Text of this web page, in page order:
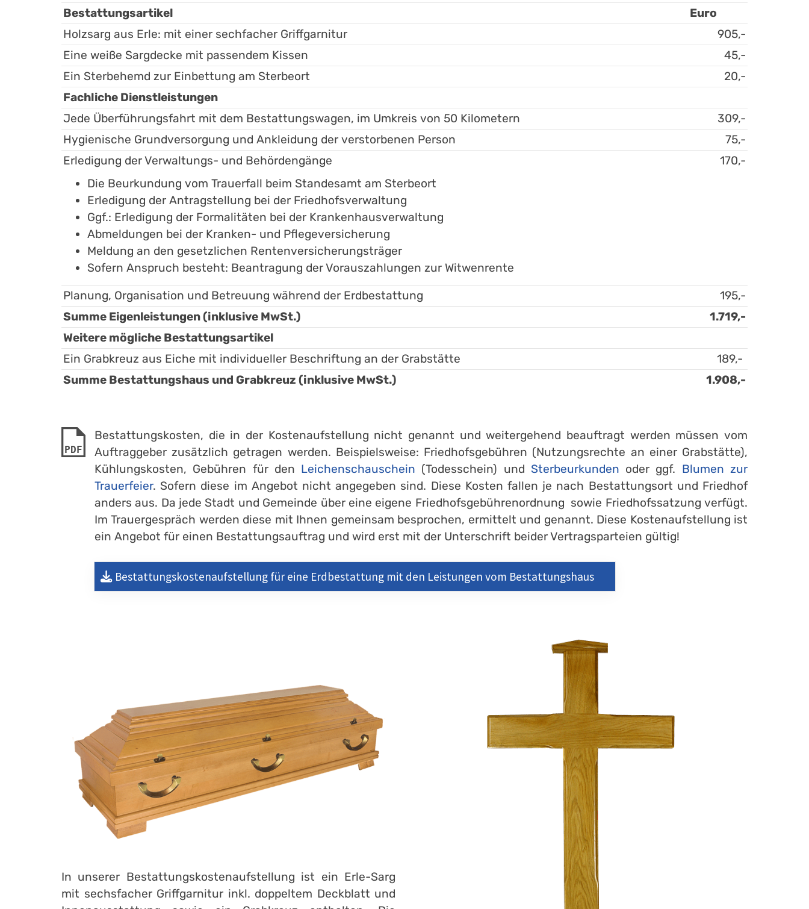
Bestattungsartikel
Euro
Holzsarg aus Erle: mit einer sechfacher Griffgarnitur
905,-
Eine weiße Sargdecke mit passendem Kissen
45,-
Ein Sterbehemd zur Einbettung am Sterbeort
20,-
Fachliche Dienstleistungen
Jede Überführungsfahrt mit dem Bestattungswagen, im Umkreis von 50 Kilometern
309,-
Hygienische Grundversorgung und Ankleidung der verstorbenen Person
75,-
Erledigung der Verwaltungs- und Behördengänge
Die Beurkundung vom Trauerfall beim Standesamt am Sterbeort
Erledigung der Antragstellung bei der Friedhofsverwaltung
Ggf.: Erledigung der Formalitäten bei der Krankenhausverwaltung
Abmeldungen bei der Kranken- und Pflegeversicherung
Meldung an den gesetzlichen Rentenversicherungsträger
Sofern Anspruch besteht: Beantragung der Vorauszahlungen zur Witwenrente
170,-
Planung, Organisation und Betreuung während der Erdbestattung
195,-
Summe Eigenleistungen (inklusive MwSt.)
1.719,-
Weitere mögliche Bestattungsartikel
Ein Grabkreuz aus Eiche mit individueller Beschriftung an der Grabstätte
189,-
Summe Bestattungshaus und Grabkreuz (inklusive MwSt.)
1.908,-
PDF
Bestattungskosten, die in der Kostenaufstellung nicht genannt und weitergehend beauftragt werden müssen vom
Auftraggeber zusätzlich getragen werden. Beispielsweise: Friedhofsgebühren (Nutzungsrechte an einer Grabstätte),
Kühlungskosten, Gebühren für den Leichenschauschein (Todesschein) und Sterbeurkunden oder ggf. Blumen zur
Trauerfeier. Sofern diese im Angebot nicht angegeben sind. Diese Kosten fallen je nach Bestattungsort und Friedhof
anders aus. Da jede Stadt und Gemeinde über eine eigene Friedhofsgebührenordnung sowie Friedhofssatzung verfügt.
Im Trauergespräch werden diese mit Ihnen gemeinsam besprochen, ermittelt und genannt. Diese Kostenaufstellung ist
ein Angebot für einen Bestattungsauftrag und wird erst mit der Unterschrift beider Vertragsparteien gültig!
Bestattungskostenaufstellung für eine Erdbestattung mit den Leistungen vom Bestattungshaus
In unserer Bestattungskostenaufstellung ist ein Erle-Sarg
mit sechsfacher Griffgarnitur inkl. doppeltem Deckblatt und